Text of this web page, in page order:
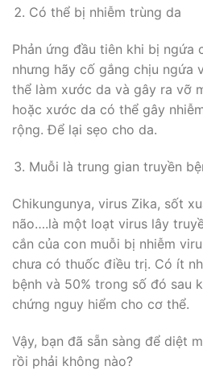
Có thể bị nhiễm trùng da
Phản ứng đầu tiên khi bị ngứa
nhưng hãy cố gắng chịu ngứa
thể làm xước da và gây ra vỡ
hoặc xước da có thể gây
rộng. Để lại sẹo cho da.
Muỗi là trung gian truyền
Chikungunya, virus Zika, sốt
não….là một loạt virus lây
cắn của con muỗi bị nhiễm
chưa có thuốc điều trị. Có ít
bệnh và 50% trong số đó sau
chứng nguy hiểm cho cơ thể.
Vậy, bạn đã sẵn sàng để diệt
rồi phải không nào?